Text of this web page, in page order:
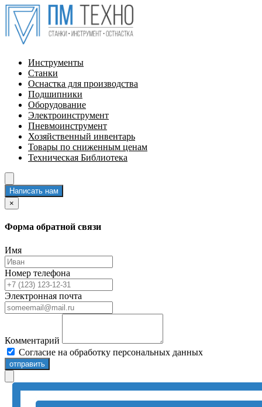
Инструменты
Станки
Оснастка для производства
Подшипники
Оборудование
Электроинструмент
Пневмоинструмент
Хозяйственный инвентарь
Товары по сниженным ценам
Техническая Библиотека
Написать нам
×
Форма обратной связи
Имя
Номер телефона
Электронная почта
Комментарий
Согласие на обработку персональных данных
отправить